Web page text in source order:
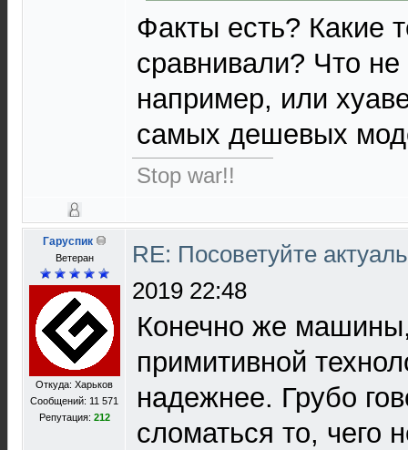
Факты есть? Какие
сравнивали? Что
например, или
самых дешевых
Stop war!!
Гаруспик
Ветеран
Откуда: Харьков
Сообщений: 11 571
Репутация: 212
RE: Посоветуйте
2019 22:48
Конечно же
примитивной
надежнее. Грубо
сломаться то, чего